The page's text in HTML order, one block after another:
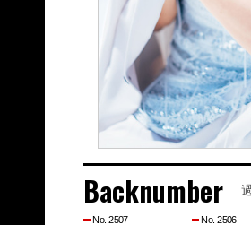
Backnumber
No. 2507 No. 2506